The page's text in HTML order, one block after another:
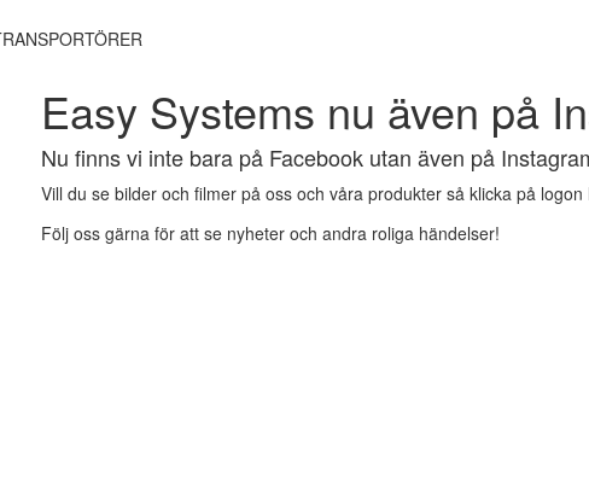
Easy Systems nu även på
Nu finns vi inte bara på Facebook utan även på
Vill du se bilder och filmer på oss och våra produkter så klicka på
Följ oss gärna för att se nyheter och andra roliga händelser!